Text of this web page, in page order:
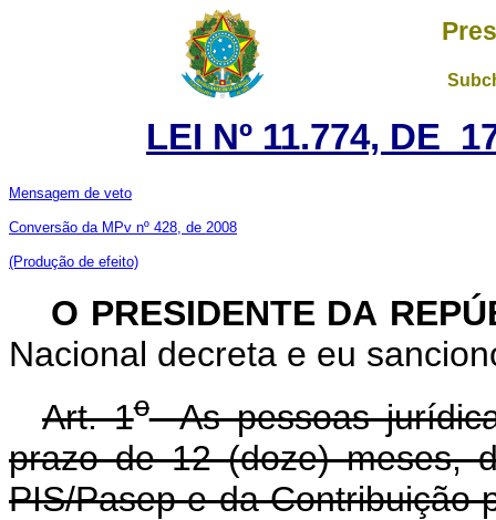
LEI Nº 11.774, DE
Mensagem de veto
Conversão da MPv nº 428, de 2008
(Produção de efeito)
O PRESIDENTE DA
Nacional decreta e eu
Art. 1oAs pessoas
prazo de 12 (doze) meses,
PIS/Pasep e da Contribuição